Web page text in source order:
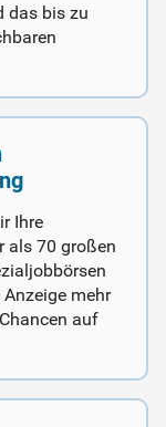
das bis zu
Ihre
als 70 großen
mehr
auf